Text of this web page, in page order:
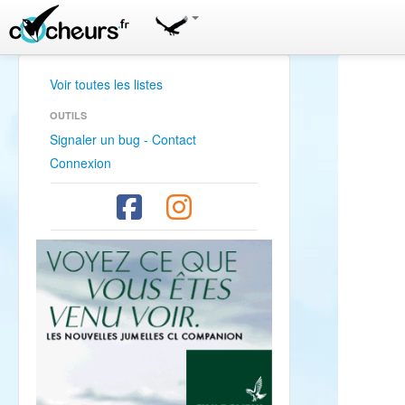
Voir toutes les listes
OUTILS
Signaler un bug - Contact
Connexion